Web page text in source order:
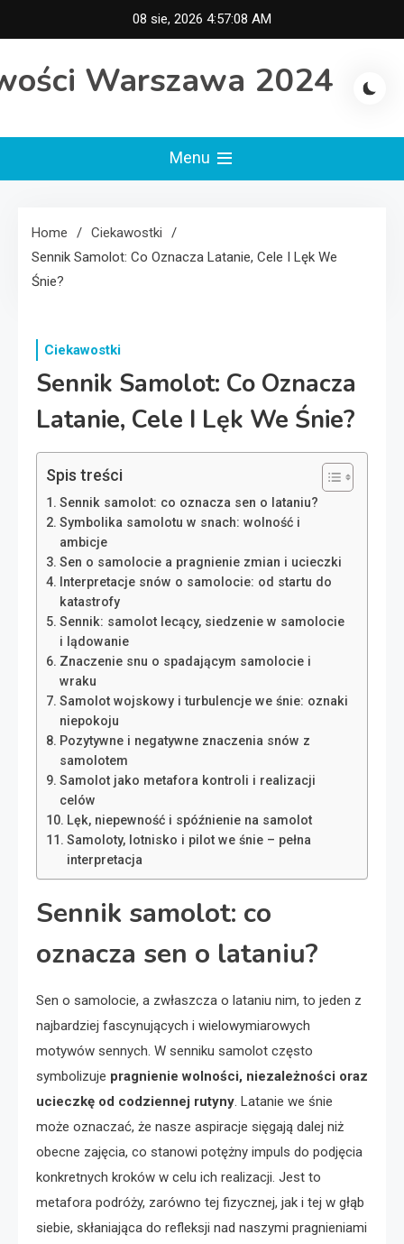
to
08 sie, 2026 4:57:09 AM
Warszawa 2024
Menu
Home
Ciekawostki
Sennik Samolot: Co Oznacza Latanie, Cele I Lęk We
Śnie?
Ciekawostki
Sennik Samolot: Co Oznacza
Latanie, Cele I Lęk We Śnie?
Spis treści
Sennik samolot: co oznacza sen o lataniu?
Symbolika samolotu w snach: wolność i
ambicje
Sen o samolocie a pragnienie zmian i ucieczki
Interpretacje snów o samolocie: od startu do
katastrofy
Sennik: samolot lecący, siedzenie w samolocie
i lądowanie
Znaczenie snu o spadającym samolocie i
wraku
Samolot wojskowy i turbulencje we śnie: oznaki
niepokoju
Pozytywne i negatywne znaczenia snów z
samolotem
Samolot jako metafora kontroli i realizacji
celów
Lęk, niepewność i spóźnienie na samolot
Samoloty, lotnisko i pilot we śnie – pełna
interpretacja
Sennik samolot: co
oznacza sen o lataniu?
Sen o samolocie, a zwłaszcza o lataniu nim, to jeden z
najbardziej fascynujących i wielowymiarowych
motywów sennych. W senniku samolot często
symbolizuje pragnienie wolności, niezależności oraz
ucieczkę od codziennej rutyny. Latanie we śnie
może oznaczać, że nasze aspiracje sięgają dalej niż
obecne zajęcia, co stanowi potężny impuls do podjęcia
konkretnych kroków w celu ich realizacji. Jest to
metafora podróży, zarówno tej fizycznej, jak i tej w głąb
siebie, skłaniająca do refleksji nad naszymi pragnieniami